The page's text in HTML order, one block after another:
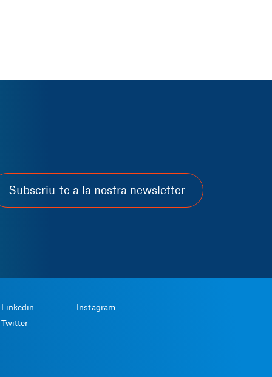
Linkedin
Twitter
Instagram
Subscriu-te a la nostra newsletter